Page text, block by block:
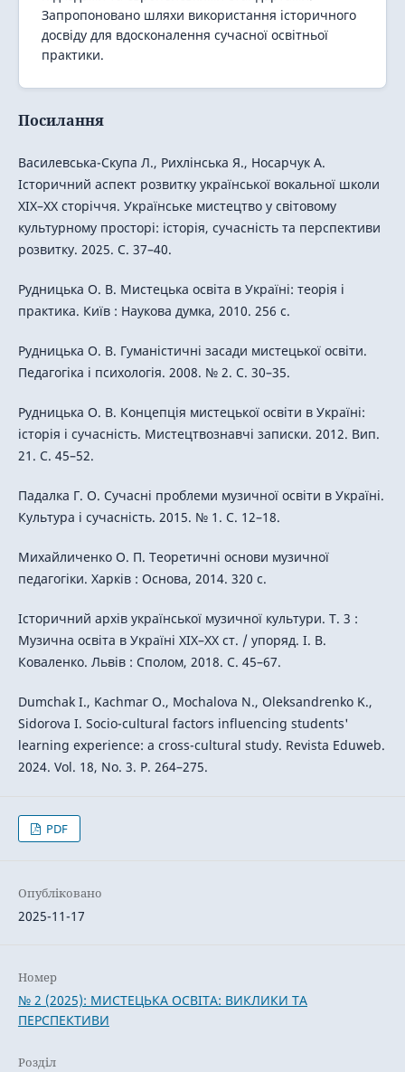
Запропоновано шляхи використання історичного
досвіду для вдосконалення сучасної освітньої
практики.
Посилання
Василевська-Скупа Л., Рихлінська Я., Носарчук А.
Історичний аспект розвитку української вокальної школи
XIX–XX сторіччя. Українське мистецтво у світовому
культурному просторі: історія, сучасність та перспективи
розвитку. 2025. С. 37–40.
Рудницька О. В. Мистецька освіта в Україні: теорія і
практика. Київ : Наукова думка, 2010. 256 с.
Рудницька О. В. Гуманістичні засади мистецької освіти.
Педагогіка і психологія. 2008. № 2. С. 30–35.
Рудницька О. В. Концепція мистецької освіти в Україні:
історія і сучасність. Мистецтвознавчі записки. 2012. Вип.
21. С. 45–52.
Падалка Г. О. Сучасні проблеми музичної освіти в Україні.
Культура і сучасність. 2015. № 1. С. 12–18.
Михайличенко О. П. Теоретичні основи музичної
педагогіки. Харків : Основа, 2014. 320 с.
Історичний архів української музичної культури. Т. 3 :
Музична освіта в Україні XIX–XX ст. / упоряд. І. В.
Коваленко. Львів : Сполом, 2018. С. 45–67.
Dumchak I., Kachmar O., Mochalova N., Oleksandrenko K.,
Sidorova I. Socio-cultural factors influencing students'
learning experience: a cross-cultural study. Revista Eduweb.
2024. Vol. 18, No. 3. P. 264–275.
PDF
Опубліковано
2025-11-17
Номер
№ 2 (2025): МИСТЕЦЬКА ОСВІТА: ВИКЛИКИ ТА
ПЕРСПЕКТИВИ
Розділ